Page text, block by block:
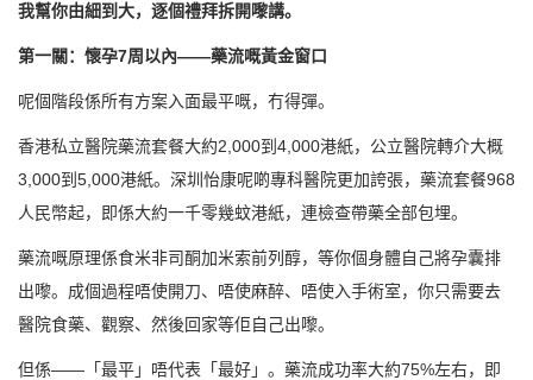
我幫你由細到大，逐個禮拜拆開嚟講。
第一關：懷孕7周以內——藥流嘅黃金窗口
呢個階段係所有方案入面最平嘅，冇得彈。
香港私立醫院藥流套餐大約2,000到4,000港紙，公立醫院轉介大概
3,000到5,000港紙。深圳怡康呢啲專科醫院更加誇張，藥流套餐968
人民幣起，即係大約一千零幾蚊港紙，連檢查帶藥全部包埋。
藥流嘅原理係食米非司酮加米索前列醇，等你個身體自己將孕囊排
出嚟。成個過程唔使開刀、唔使麻醉、唔使入手術室，你只需要去
醫院食藥、觀察、然後回家等佢自己出嚟。
但係——「最平」唔代表「最好」。藥流成功率大約75%左右，即